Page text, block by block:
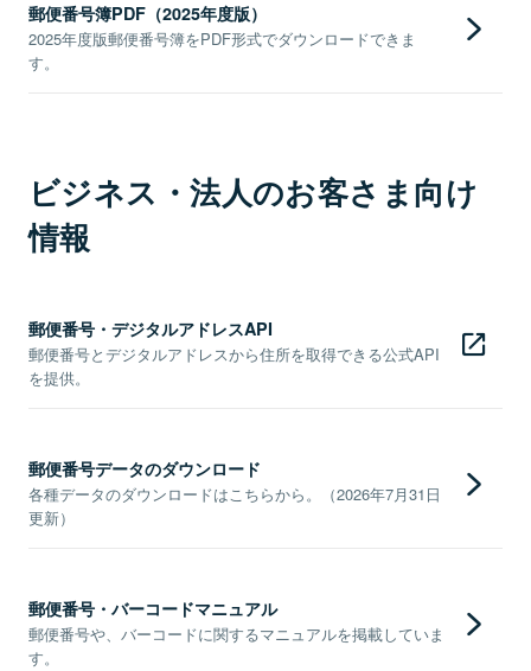
郵便番号簿PDF（2025年度版）
2025年度版郵便番号簿をPDF形式でダウンロードできま
す。
ビジネス・法人のお客さま向け
情報
郵便番号・デジタルアドレスAPI
郵便番号とデジタルアドレスから住所を取得できる公式API
を提供。
郵便番号データのダウンロード
各種データのダウンロードはこちらから。（2026年7月31日
更新）
郵便番号・バーコードマニュアル
郵便番号や、バーコードに関するマニュアルを掲載していま
す。